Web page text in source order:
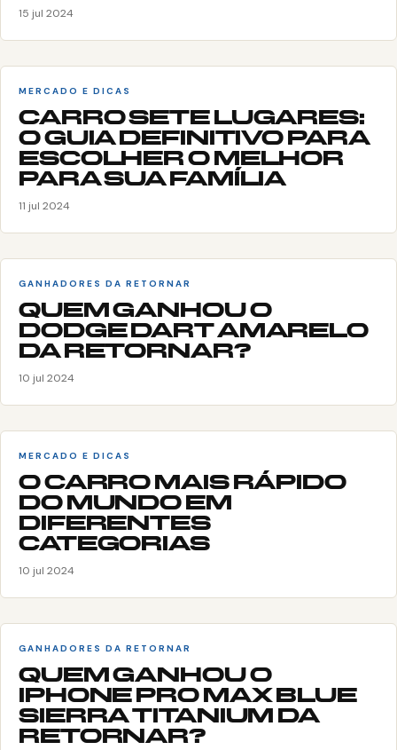
15 jul 2024
MERCADO E DICAS
CARRO SETE LUGARES:
O GUIA DEFINITIVO PARA
ESCOLHER O MELHOR
PARA SUA FAMÍLIA
11 jul 2024
GANHADORES DA RETORNAR
QUEM GANHOU O
DODGE DART AMARELO
DA RETORNAR?
10 jul 2024
MERCADO E DICAS
O CARRO MAIS RÁPIDO
DO MUNDO EM
DIFERENTES
CATEGORIAS
10 jul 2024
GANHADORES DA RETORNAR
QUEM GANHOU O
IPHONE PRO MAX BLUE
SIERRA TITANIUM DA
RETORNAR?